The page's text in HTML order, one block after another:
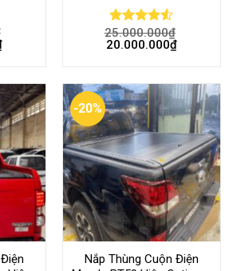
Rated
4.50out
25.000.000₫
20.000.000₫
-20%
Nắp Thùng Cuộn Điện